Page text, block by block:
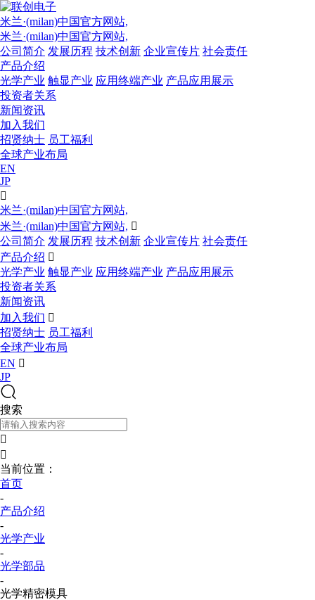
米兰·(milan)中国官方网站,
米兰·(milan)中国官方网站,
公司简介 发展历程 技术创新 企业宣传片 社会责任
产品介绍
光学产业 触显产业 应用终端产业 产品应用展示
投资者关系
新闻资讯
加入我们
招贤纳士 员工福利
全球产业布局
EN
JP

米兰·(milan)中国官方网站,
米兰·(milan)中国官方网站, 
公司简介 发展历程 技术创新 企业宣传片 社会责任
产品介绍 
光学产业 触显产业 应用终端产业 产品应用展示
投资者关系
新闻资讯
加入我们 
招贤纳士 员工福利
全球产业布局
EN 
JP
搜索


当前位置：
首页
-
产品介绍
-
光学产业
-
光学部品
-
光学精密模具